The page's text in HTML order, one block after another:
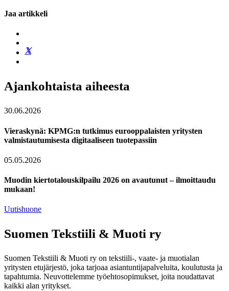
Jaa artikkeli
Ajankohtaista aiheesta
30.06.2026
Vieraskynä: KPMG:n tutkimus eurooppalaisten yritysten
valmistautumisesta digitaaliseen tuotepassiin
05.05.2026
Muodin kiertotalouskilpailu 2026 on avautunut – ilmoittaudu
mukaan!
Uutishuone
Suomen Tekstiili & Muoti ry
Suomen Tekstiili & Muoti ry on tekstiili-, vaate- ja muotialan
yritysten etujärjestö, joka tarjoaa asiantuntijapalveluita, koulutusta ja
tapahtumia. Neuvottelemme työehtosopimukset, joita noudattavat
kaikki alan yritykset.